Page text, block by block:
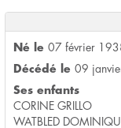
Né le 07 février
Décédé le 09
Ses enfants
CORINE GRILLO
WATBLED